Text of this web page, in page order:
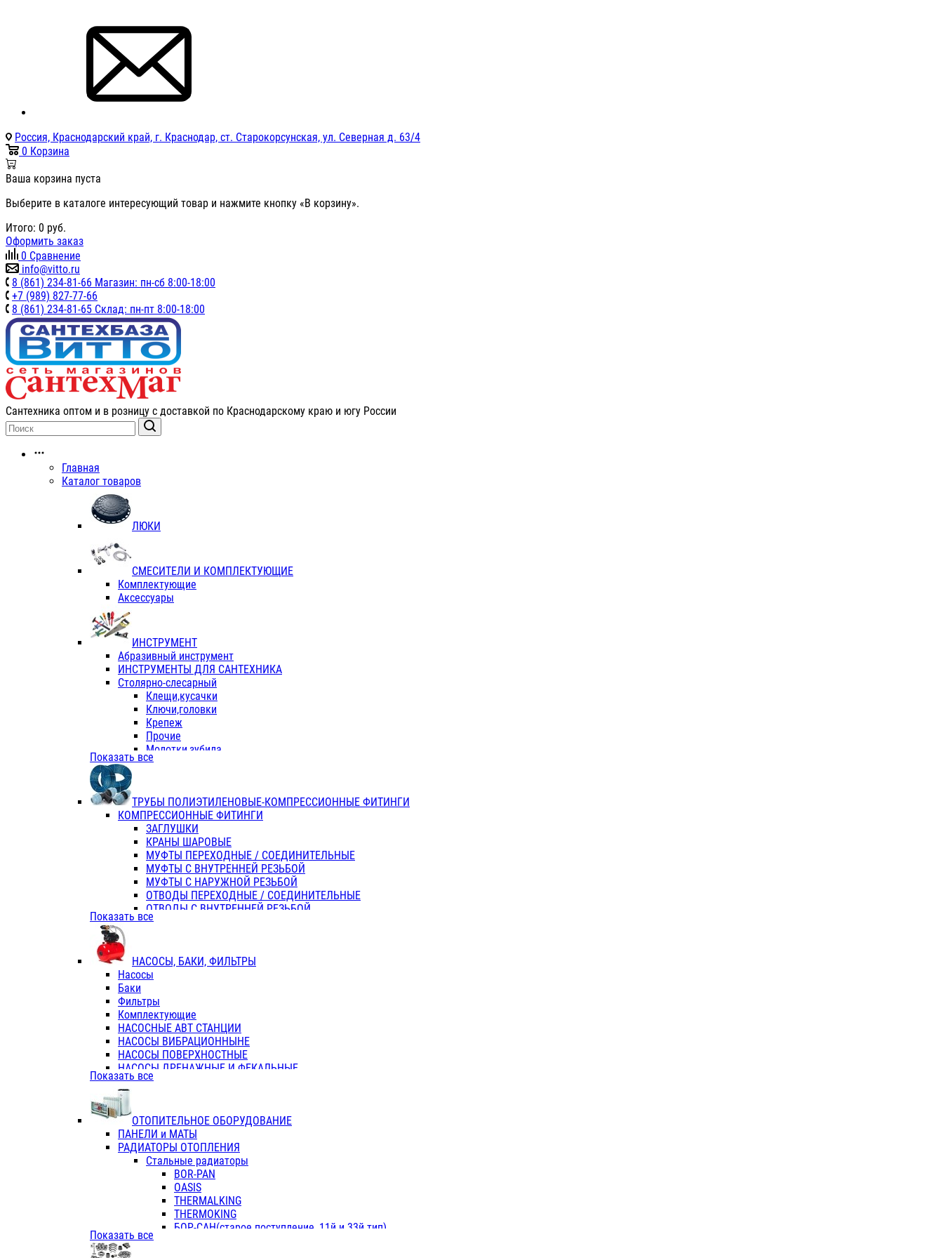
Россия, Краснодарский край, г. Краснодар, ст. Старокорсунская, ул. Северная д. 63/4
0 Корзина
Ваша корзина пуста
Выберите в каталоге интересующий товар и нажмите кнопку «В корзину».
Итого: 0 руб.
Оформить заказ
0 Сравнение
info@vitto.ru
8 (861) 234-81-66 Магазин: пн-сб 8:00-18:00
+7 (989) 827-77-66
8 (861) 234-81-65 Склад: пн-пт 8:00-18:00
Сантехника оптом и в розницу с доставкой по Краснодарскому краю и югу России
Главная
Каталог товаров
ЛЮКИ
СМЕСИТЕЛИ И КОМПЛЕКТУЮЩИЕ
Комплектующие
Аксессуары
ИНСТРУМЕНТ
Абразивный инструмент
ИНСТРУМЕНТЫ ДЛЯ САНТЕХНИКА
Столярно-слесарный
Клещи,кусачки
Ключи,головки
Крепеж
Прочие
Молотки,зубила
Пассатижи,тонкогубцы,утконосы
Отвертки
Хоз. инвентарь
ЭЛ. ИНСТРУМЕНТ OASIS
Показать все
ТРУБЫ ПОЛИЭТИЛЕНОВЫЕ-КОМПРЕССИОННЫЕ ФИТИНГИ
КОМПРЕССИОННЫЕ ФИТИНГИ
ЗАГЛУШКИ
КРАНЫ ШАРОВЫЕ
МУФТЫ ПЕРЕХОДНЫЕ / СОЕДИНИТЕЛЬНЫЕ
МУФТЫ С ВНУТРЕННЕЙ РЕЗЬБОЙ
МУФТЫ С НАРУЖНОЙ РЕЗЬБОЙ
ОТВОДЫ ПЕРЕХОДНЫЕ / СОЕДИНИТЕЛЬНЫЕ
ОТВОДЫ С ВНУТРЕННЕЙ РЕЗЬБОЙ
ОТВОДЫ С НАРУЖНОЙ РЕЗЬБОЙ
ТРОЙНИКИ ПЕРЕХОДНЫЕ / СОЕДИНИТЕЛЬНЫЕ
ТРОЙНИКИ С ВНУТРЕННЕЙ РЕЗЬБОЙ
КОЛЬЦА РЕЗИНОВЫЕ
ТРУБЫ НАПОРНЫЕ
ТРУБЫ ГОФРИРОВАННЫЕ ДВУХСЛ.
ТРУБЫ ПОЛИЭТИЛЕНОВЫЕ
Показать все
НАСОСЫ, БАКИ, ФИЛЬТРЫ
Насосы
Баки
Фильтры
Комплектующие
НАСОСНЫЕ АВТ СТАНЦИИ
НАСОСЫ ВИБРАЦИОННЫНЕ
НАСОСЫ ПОВЕРХНОСТНЫЕ
НАСОСЫ ДРЕНАЖНЫЕ И ФЕКАЛЬНЫЕ
НАСОСЫ ПОВЫСИТ и ЦИРКУЛЯЦИОННЫЕ
НАСОСЫ СКВАЖИННЫЕ
Показать все
ОТОПИТЕЛЬНОЕ ОБОРУДОВАНИЕ
ПАНЕЛИ и МАТЫ
РАДИАТОРЫ ОТОПЛЕНИЯ
Стальные радиаторы
BOR-PAN
OASIS
THERMALKING
THERMOKING
БОР-САН(старое поступление, 11й и 33й тип)
Показать все